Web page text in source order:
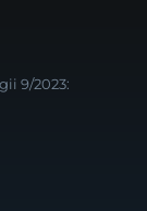
9/2023: